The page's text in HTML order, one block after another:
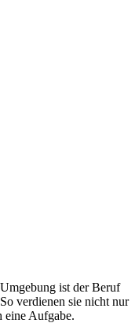
ist der Beruf
verdienen sie nicht nur
eine Aufgabe.